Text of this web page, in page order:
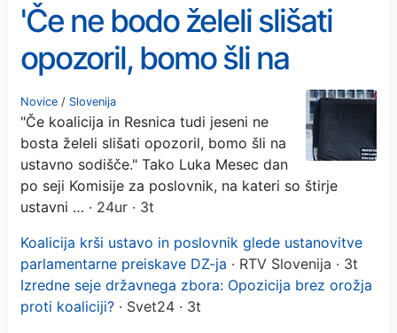
'Če ne bodo želeli slišati
opozoril, bomo šli na
ustavno sodišče'
Novice / Slovenija
"Če koalicija in Resnica tudi jeseni ne
bosta želeli slišati opozoril, bomo šli na
ustavno sodišče." Tako Luka Mesec dan
po seji Komisije za poslovnik, na kateri so štirje
ustavni … · 24ur · 3t
Koalicija krši ustavo in poslovnik glede ustanovitve
parlamentarne preiskave DZ-ja · RTV Slovenija · 3t
Izredne seje državnega zbora: Opozicija brez orožja
proti koaliciji? · Svet24 · 3t